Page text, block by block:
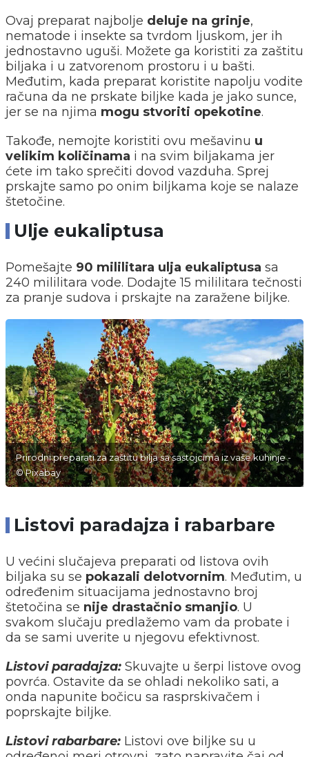
Ovaj preparat najbolje deluje na grinje,
nematode i insekte sa tvrdom ljuskom, jer ih
jednostavno uguši. Možete ga koristiti za zaštitu
biljaka i u zatvorenom prostoru i u bašti.
Međutim, kada preparat koristite napolju vodite
računa da ne prskate biljke kada je jako sunce,
jer se na njima mogu stvoriti opekotine.
Takođe, nemojte koristiti ovu mešavinu u
velikim količinama i na svim biljakama jer
ćete im tako sprečiti dovod vazduha. Sprej
prskajte samo po onim biljkama koje se nalaze
štetočine.
Ulje eukaliptusa
Pomešajte 90 mililitara ulja eukaliptusa sa
240 mililitara vode. Dodajte 15 mililitara tečnosti
za pranje sudova i prskajte na zaražene biljke.
Prirodni preparati za zaštitu bilja sa sastojcima iz vaše kuhinje -
© Pixabay
Listovi paradajza i rabarbare
U većini slučajeva preparati od listova ovih
biljaka su se pokazali delotvornim. Međutim, u
određenim situacijama jednostavno broj
štetočina se nije drastačnio smanjio. U
svakom slučaju predlažemo vam da probate i
da se sami uverite u njegovu efektivnost.
Listovi paradajza: Skuvajte u šerpi listove ovog
povrća. Ostavite da se ohladi nekoliko sati, a
onda napunite bočicu sa rasprskivačem i
poprskajte biljke.
Listovi rabarbare: Listovi ove biljke su u